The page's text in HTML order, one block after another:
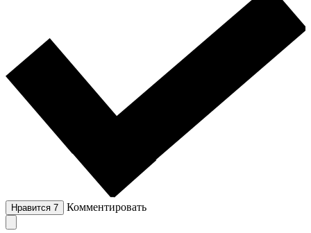
Нравится 7 Комментировать